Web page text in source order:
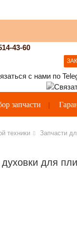
43-60
запчасти
техники Запчасти
для